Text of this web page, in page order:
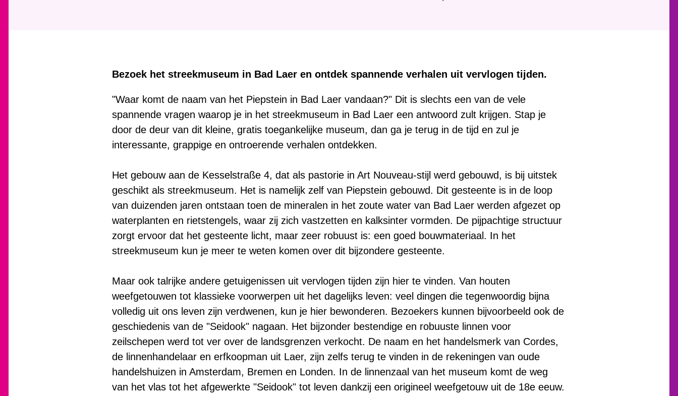
Bezoek het streekmuseum in Bad Laer en ontdek spannende verhalen uit vervlogen tijden.
"Waar komt de naam van het Piepstein in Bad Laer vandaan?" Dit is slechts een van de vele
spannende vragen waarop je in het streekmuseum in Bad Laer een antwoord zult krijgen. Stap je
door de deur van dit kleine, gratis toegankelijke museum, dan ga je terug in de tijd en zul je
interessante, grappige en ontroerende verhalen ontdekken.
Het gebouw aan de Kesselstraße 4, dat als pastorie in Art Nouveau-stijl werd gebouwd, is bij uitstek
geschikt als streekmuseum. Het is namelijk zelf van Piepstein gebouwd. Dit gesteente is in de loop
van duizenden jaren ontstaan toen de mineralen in het zoute water van Bad Laer werden afgezet op
waterplanten en rietstengels, waar zij zich vastzetten en kalksinter vormden. De pijpachtige structuur
zorgt ervoor dat het gesteente licht, maar zeer robuust is: een goed bouwmateriaal. In het
streekmuseum kun je meer te weten komen over dit bijzondere gesteente.
Maar ook talrijke andere getuigenissen uit vervlogen tijden zijn hier te vinden. Van houten
weefgetouwen tot klassieke voorwerpen uit het dagelijks leven: veel dingen die tegenwoordig bijna
volledig uit ons leven zijn verdwenen, kun je hier bewonderen. Bezoekers kunnen bijvoorbeeld ook de
geschiedenis van de "Seidook" nagaan. Het bijzonder bestendige en robuuste linnen voor
zeilschepen werd tot ver over de landsgrenzen verkocht. De naam en het handelsmerk van Cordes,
de linnenhandelaar en erfkoopman uit Laer, zijn zelfs terug te vinden in de rekeningen van oude
handelshuizen in Amsterdam, Bremen en Londen. In de linnenzaal van het museum komt de weg
van het vlas tot het afgewerkte "Seidook" tot leven dankzij een origineel weefgetouw uit de 18e eeuw.